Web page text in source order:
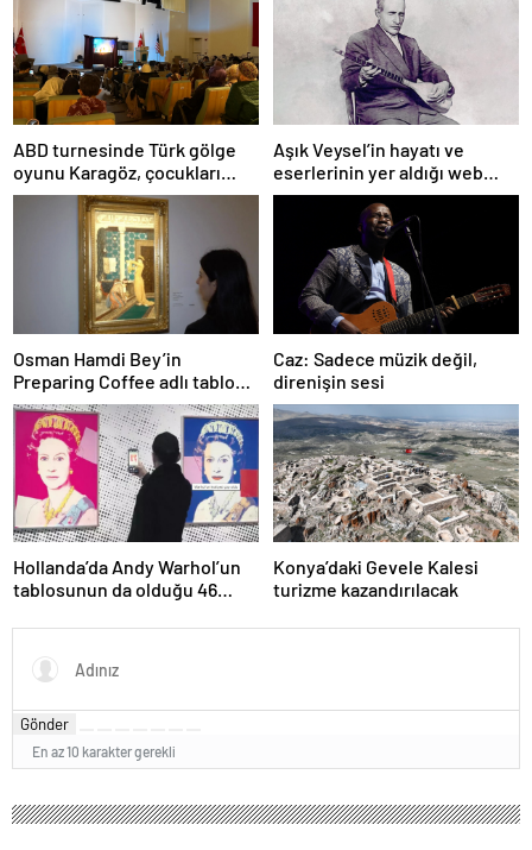
ABD turnesinde Türk gölge
oyunu Karagöz, çocukları
büyüledi
Aşık Veysel’in hayatı ve
eserlerinin yer aldığı web
portalı hizmete girdi
Osman Hamdi Bey’in
Preparing Coffee adlı tablosu
75 milyon liraya satışa
sunuldu
Caz: Sadece müzik değil,
direnişin sesi
Hollanda’da Andy Warhol’un
tablosunun da olduğu 46
Konya’daki Gevele Kalesi
turizme kazandırılacak
Gönder
En az 10 karakter gerekli